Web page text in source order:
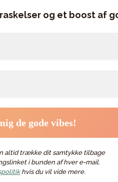
og et boost af
altid trække dit samtykke tilbage
i bunden af hver e-mail.
hvis du vil vide mere.